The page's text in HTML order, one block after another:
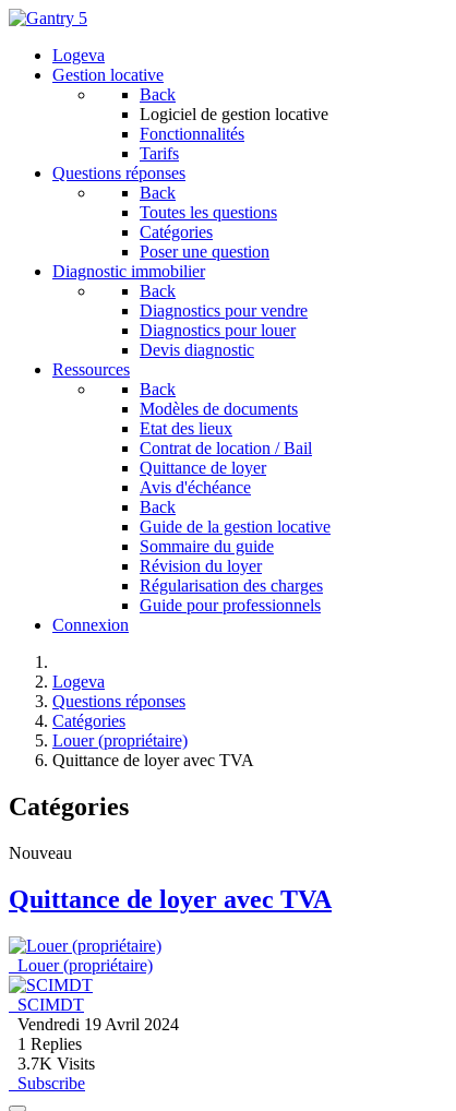
Logeva
Gestion locative
Back
Logiciel de gestion locative
Fonctionnalités
Tarifs
Questions réponses
Back
Toutes les questions
Catégories
Poser une question
Diagnostic immobilier
Back
Diagnostics pour vendre
Diagnostics pour louer
Devis diagnostic
Ressources
Back
Modèles de documents
Etat des lieux
Contrat de location / Bail
Quittance de loyer
Avis d'échéance
Back
Guide de la gestion locative
Sommaire du guide
Révision du loyer
Régularisation des charges
Guide pour professionnels
Connexion
Logeva
Questions réponses
Catégories
Louer (propriétaire)
Quittance de loyer avec TVA
Catégories
Nouveau
Quittance de loyer avec TVA
Louer (propriétaire)
SCIMDT
Vendredi 19 Avril 2024
1 Replies
3.7K Visits
Subscribe